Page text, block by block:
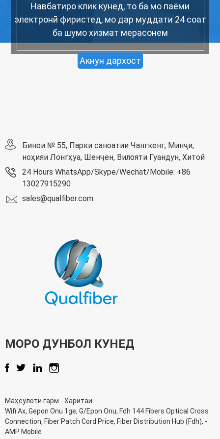
Навбатиро клик кунед, то ба мо паёми
электронӣ фиристед, мо дар муддати 24 соат
ба шумо хизмат мерасонем
Акнун дархост
Бинои № 55, Парки саноатии Чангкенг, Минҷи,
ноҳияи Лонгҳуа, Шенҷен, Вилояти Гуандун, Хитой
24 Hours WhatsApp/Skype/Wechat/Mobile: +86
13027915290
sales@qualfiber.com
МОРО ДУНБОЛ КУНЕД
Маҳсулоти гарм - Харитаи
Wifi Ax, Gepon Onu 1ge, G/Epon Onu, Fdh 144 Fibers Optical Cross
Connection, Fiber Patch Cord Price, Fiber Distribution Hub (Fdh), -
AMP Mobile